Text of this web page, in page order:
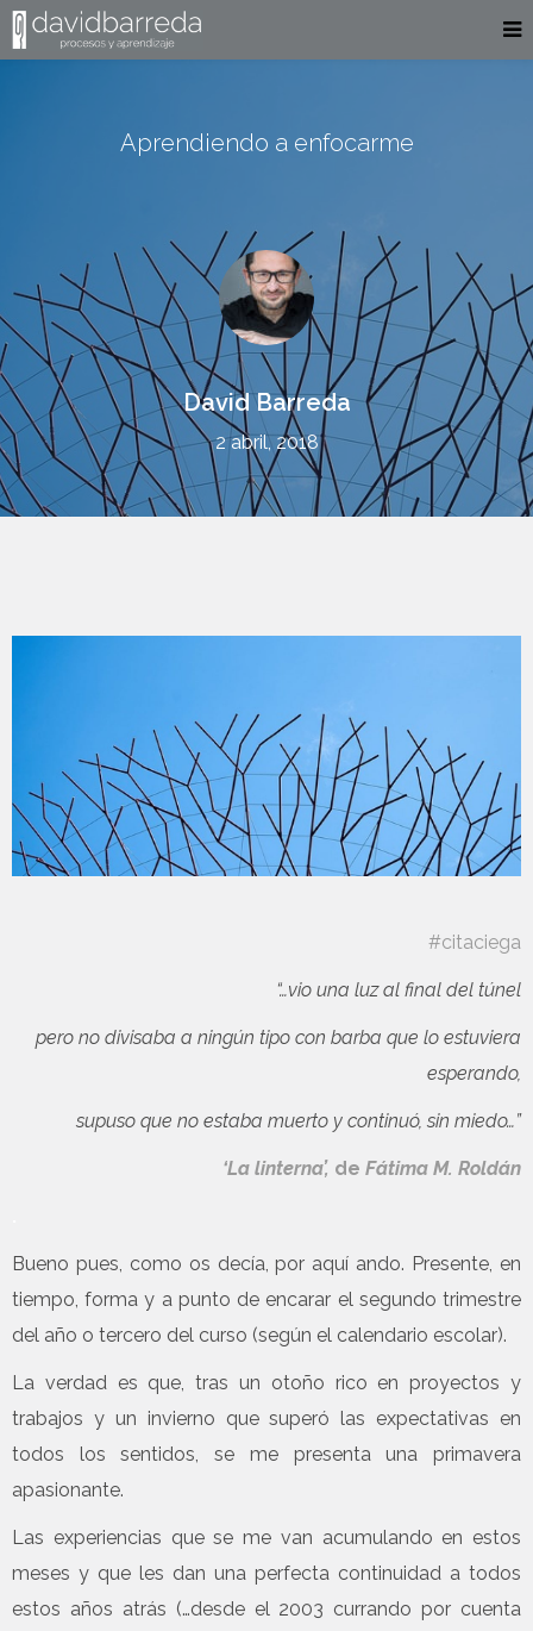
Aprendiendo a enfocarme
David Barreda
2 abril, 2018
#citaciega
“…vio una luz al final del túnel
pero no divisaba a ningún tipo con barba que lo estuviera
esperando,
supuso que no estaba muerto y continuó, sin miedo…”
‘La linterna’, de Fátima M. Roldán
Bueno pues, como os decía, por aquí ando. Presente, en
tiempo, forma y a punto de encarar el segundo trimestre
del año o tercero del curso (según el calendario escolar).
La verdad es que, tras un otoño rico en proyectos y
trabajos y un invierno que superó las expectativas en
todos los sentidos, se me presenta una primavera
apasionante.
Las experiencias que se me van acumulando en estos
meses y que les dan una perfecta continuidad a todos
estos años atrás (…desde el 2003 currando por cuenta